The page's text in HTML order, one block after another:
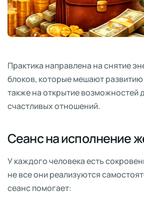
Практика направлена на снятие
блоков, которые мешают развитию
также на открытие возможностей
счастливых отношений.
Сеанс на исполнение
У каждого человека есть
не все они реализуются
сеанс помогает: